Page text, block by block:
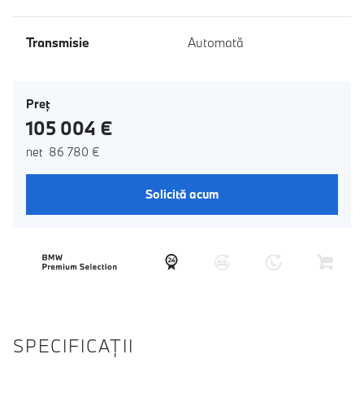
Transmisie Automată
Preţ
105 004 €
net 86 780 €
Solicită acum
SPECIFICAŢII